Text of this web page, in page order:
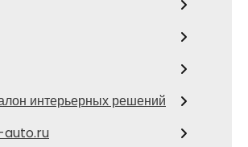
интерьерных решений
auto.ru